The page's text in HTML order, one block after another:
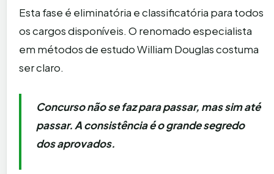
Esta fase é eliminatória e classificatória para todos
os cargos disponíveis. O renomado especialista
em métodos de estudo William Douglas costuma
ser claro.
Concurso não se faz para passar, mas sim até
passar. A consistência é o grande segredo
dos aprovados.